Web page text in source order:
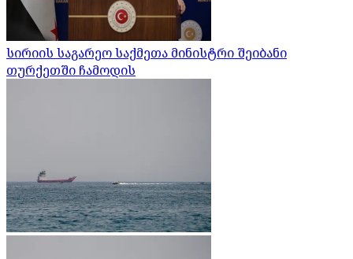
სირიის საგარეო საქმეთა მინისტრი შეიბანი
თურქეთში ჩამოდის